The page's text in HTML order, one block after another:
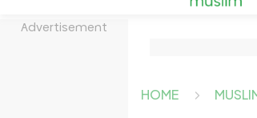
Advertisement
HOME